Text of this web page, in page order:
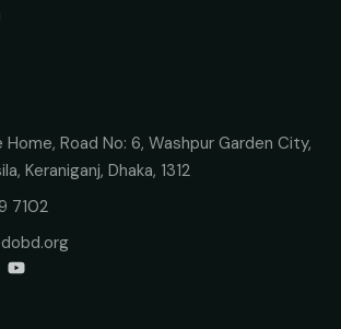
Home, Road No: 6, Washpur Garden City,
Keraniganj, Dhaka, 1312
7102